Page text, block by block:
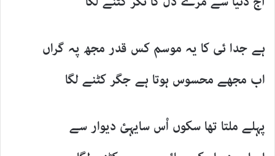
ہے جدا ئی کا یہ موسم کس قدر مجھ پہ گراں
اب مجھے محسوس ہوتا ہے جگر کٹنے لگا
پہلے ملتا تھا سکوں اْس سایہئ دیوار سے